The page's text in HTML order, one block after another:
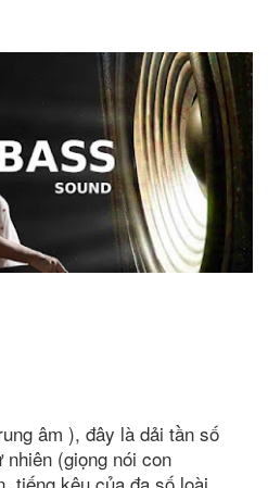
âm ), đây là dải tần số
nhiên (giọng nói con